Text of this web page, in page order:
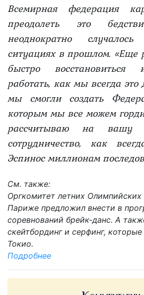
Всемирная федерация
преодолеть это
неоднократно
ситуациях в прошлом.
быстро восстановиться
работать, как мы всегда
мы смогли создать
которым мы все можем
рассчитываю на вашу
сотрудничество, как
Эспинос миллионам
См. также:
Оргкомитет летних Олимпийских
Париже предложил внести в
соревнований брейк-данс. А
скейтбординг и серфинг,
Токио.
Подробнее